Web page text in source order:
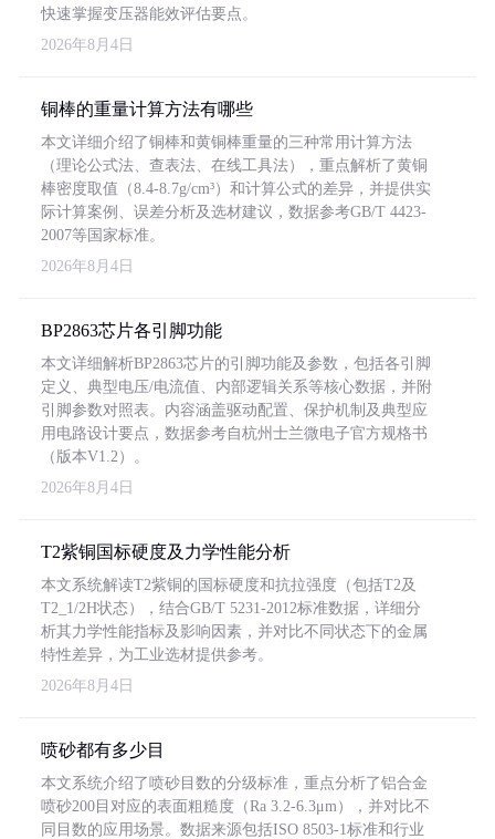
快速掌握变压器能效评估要点。
2026年8月4日
铜棒的重量计算方法有哪些
本文详细介绍了铜棒和黄铜棒重量的三种常用计算方法
（理论公式法、查表法、在线工具法），重点解析了黄铜
棒密度取值（8.4-8.7g/cm³）和计算公式的差异，并提供实
际计算案例、误差分析及选材建议，数据参考GB/T 4423-
2007等国家标准。
2026年8月4日
BP2863芯片各引脚功能
本文详细解析BP2863芯片的引脚功能及参数，包括各引脚
定义、典型电压/电流值、内部逻辑关系等核心数据，并附
引脚参数对照表。内容涵盖驱动配置、保护机制及典型应
用电路设计要点，数据参考自杭州士兰微电子官方规格书
（版本V1.2）。
2026年8月4日
T2紫铜国标硬度及力学性能分析
本文系统解读T2紫铜的国标硬度和抗拉强度（包括T2及
T2_1/2H状态），结合GB/T 5231-2012标准数据，详细分
析其力学性能指标及影响因素，并对比不同状态下的金属
特性差异，为工业选材提供参考。
2026年8月4日
喷砂都有多少目
本文系统介绍了喷砂目数的分级标准，重点分析了铝合金
喷砂200目对应的表面粗糙度（Ra 3.2-6.3μm），并对比不
同目数的应用场景。数据来源包括ISO 8503-1标准和行业